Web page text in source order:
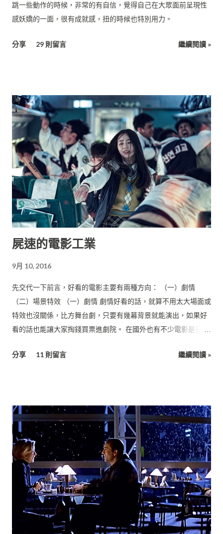
跳一些動作的時候，非常的有自信，覺得自己在大眾面前呈現性
感妖嬌的一面，很有成就感，扭的時候也特別用力。
分享 29 則留言 繼續閱讀 »
屍速的電影工業
9月 10, 2016
先交代一下前言，好看的電影主要有兩種方向： （一）劇情
（二）場景特效 （一）劇情 劇情好看的話，就算不用太大場面或
特效也沒關係，比方舞台劇，只要有幾幕背景就能演出，如果好
看的話也能讓大家掏錢買票進劇院。 在國外也有不少電影是只靠
2009） 這部片描述一群人接到了超級高薪的工作面試機會，但在
一位大學教授即將離校，邀請一群學校同事來家裡辦惜別會，然
後他突然透露自己是一個獨特的人類！引發在場所有人的質問，
隨著他越講越多，大家也越來越驚訝難道那是真的很特別？整部
片也幾乎就在這個小客廳裡拍攝。（預算：美金20萬） 這些片就
靠演員的對白來建構整個故事，而你為了想知道劇情發展也會很
投入地看下去，而且這兩部片評價都非常好。 （二）場景特效 電
影是視覺導向，所以你也可以利用豐富的新鮮畫面來讓觀眾「享
受」視覺震撼，比方： 《星際大戰》（Star Wars, 1977）讓大家
看到超前衛的太空船。 《侏羅紀公園》（Jurassic Park, 1993）
分享 11 則留言 繼續閱讀 »